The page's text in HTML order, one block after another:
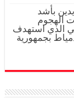
بأشد
الهجوم
الذي استهدف
بجمهورية